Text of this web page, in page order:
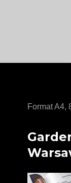
Format A4,